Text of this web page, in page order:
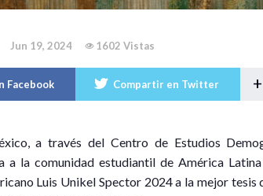
Jun 19, 2024 1602 Vistas
Facebook Compartir en Twitter +
a través del Centro de Estudios
a la comunidad estudiantil de América
Luis Unikel Spector 2024 a la mejor tesis